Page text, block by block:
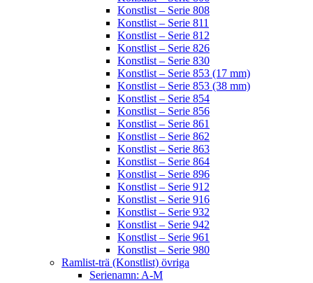
Konstlist – Serie 808
Konstlist – Serie 811
Konstlist – Serie 812
Konstlist – Serie 826
Konstlist – Serie 830
Konstlist – Serie 853 (17 mm)
Konstlist – Serie 853 (38 mm)
Konstlist – Serie 854
Konstlist – Serie 856
Konstlist – Serie 861
Konstlist – Serie 862
Konstlist – Serie 863
Konstlist – Serie 864
Konstlist – Serie 896
Konstlist – Serie 912
Konstlist – Serie 916
Konstlist – Serie 932
Konstlist – Serie 942
Konstlist – Serie 961
Konstlist – Serie 980
Ramlist-trä (Konstlist) övriga
Serienamn: A-M